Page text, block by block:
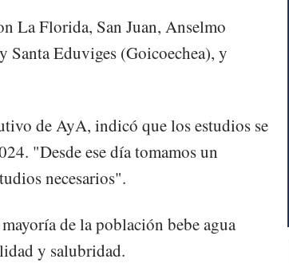
La Florida, San Juan, Anselmo
Eduviges (Goicoechea), y
de AyA, indicó que los estudios se
"Desde ese día tomamos un
necesarios".
de la población bebe agua
y salubridad.